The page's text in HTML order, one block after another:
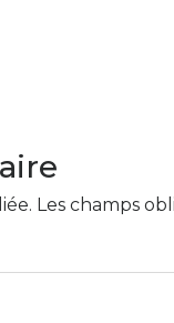
Les champs